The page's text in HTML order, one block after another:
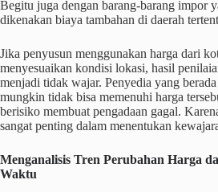
Begitu juga dengan barang-barang impor
dikenakan biaya tambahan di daerah
Jika penyusun menggunakan harga dari
menyesuaikan kondisi lokasi, hasil
menjadi tidak wajar. Penyedia yang
mungkin tidak bisa memenuhi harga
berisiko membuat pengadaan gagal.
sangat penting dalam menentukan
Menganalisis Tren Perubahan Harga
Waktu